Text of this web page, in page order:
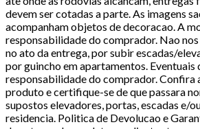
devem ser cotadas a parte. As imagens
acompanham objetos de decoracao. A
responsabilidade do comprador. Nao
no ato da entrega, por subir escadas/
por guincho em apartamentos. Eventuais
responsabilidade do comprador. Confira
produto e certifique-se de que passara
supostos elevadores, portas, escadas e/
residencia. Politica de Devolucao e